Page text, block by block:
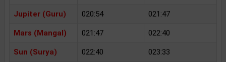
Jupiter (Guru) 020:54 021:47
Mars (Mangal) 021:47 022:40
Sun (Surya) 022:40 023:33